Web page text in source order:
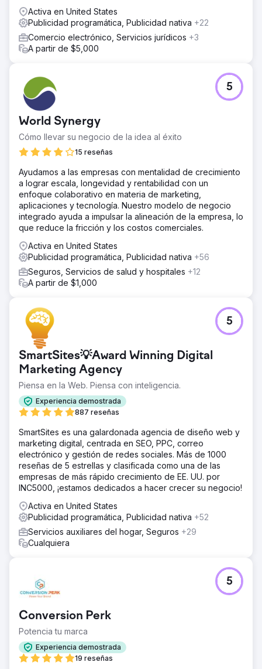
Activa en United States
Publicidad programática, Publicidad nativa +22
Comercio electrónico, Servicios jurídicos +3
A partir de $5,000
World Synergy
Cómo llevar su negocio de la idea al éxito
15 reseñas
5
Ayudamos a las empresas con mentalidad de crecimiento
a lograr escala, longevidad y rentabilidad con un
enfoque colaborativo en materia de marketing,
aplicaciones y tecnología. Nuestro modelo de negocio
integrado ayuda a impulsar la alineación de la empresa, lo
que reduce la fricción y los costos comerciales.
Activa en United States
Publicidad programática, Publicidad nativa +56
Seguros, Servicios de salud y hospitales +12
A partir de $1,000
SmartSites💡Award Winning Digital
Marketing Agency
Piensa en la Web. Piensa con inteligencia.
Experiencia demostrada
887 reseñas
5
SmartSites es una galardonada agencia de diseño web y
marketing digital, centrada en SEO, PPC, correo
electrónico y gestión de redes sociales. Más de 1000
reseñas de 5 estrellas y clasificada como una de las
empresas de más rápido crecimiento de EE. UU. por
INC5000, ¡estamos dedicados a hacer crecer su negocio!
Activa en United States
Publicidad programática, Publicidad nativa +52
Servicios auxiliares del hogar, Seguros +29
Cualquiera
Conversion Perk
Potencia tu marca
Experiencia demostrada
19 reseñas
5